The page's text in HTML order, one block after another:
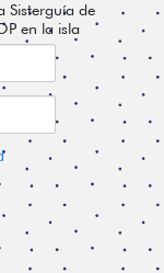
Sisterguía de
en la isla